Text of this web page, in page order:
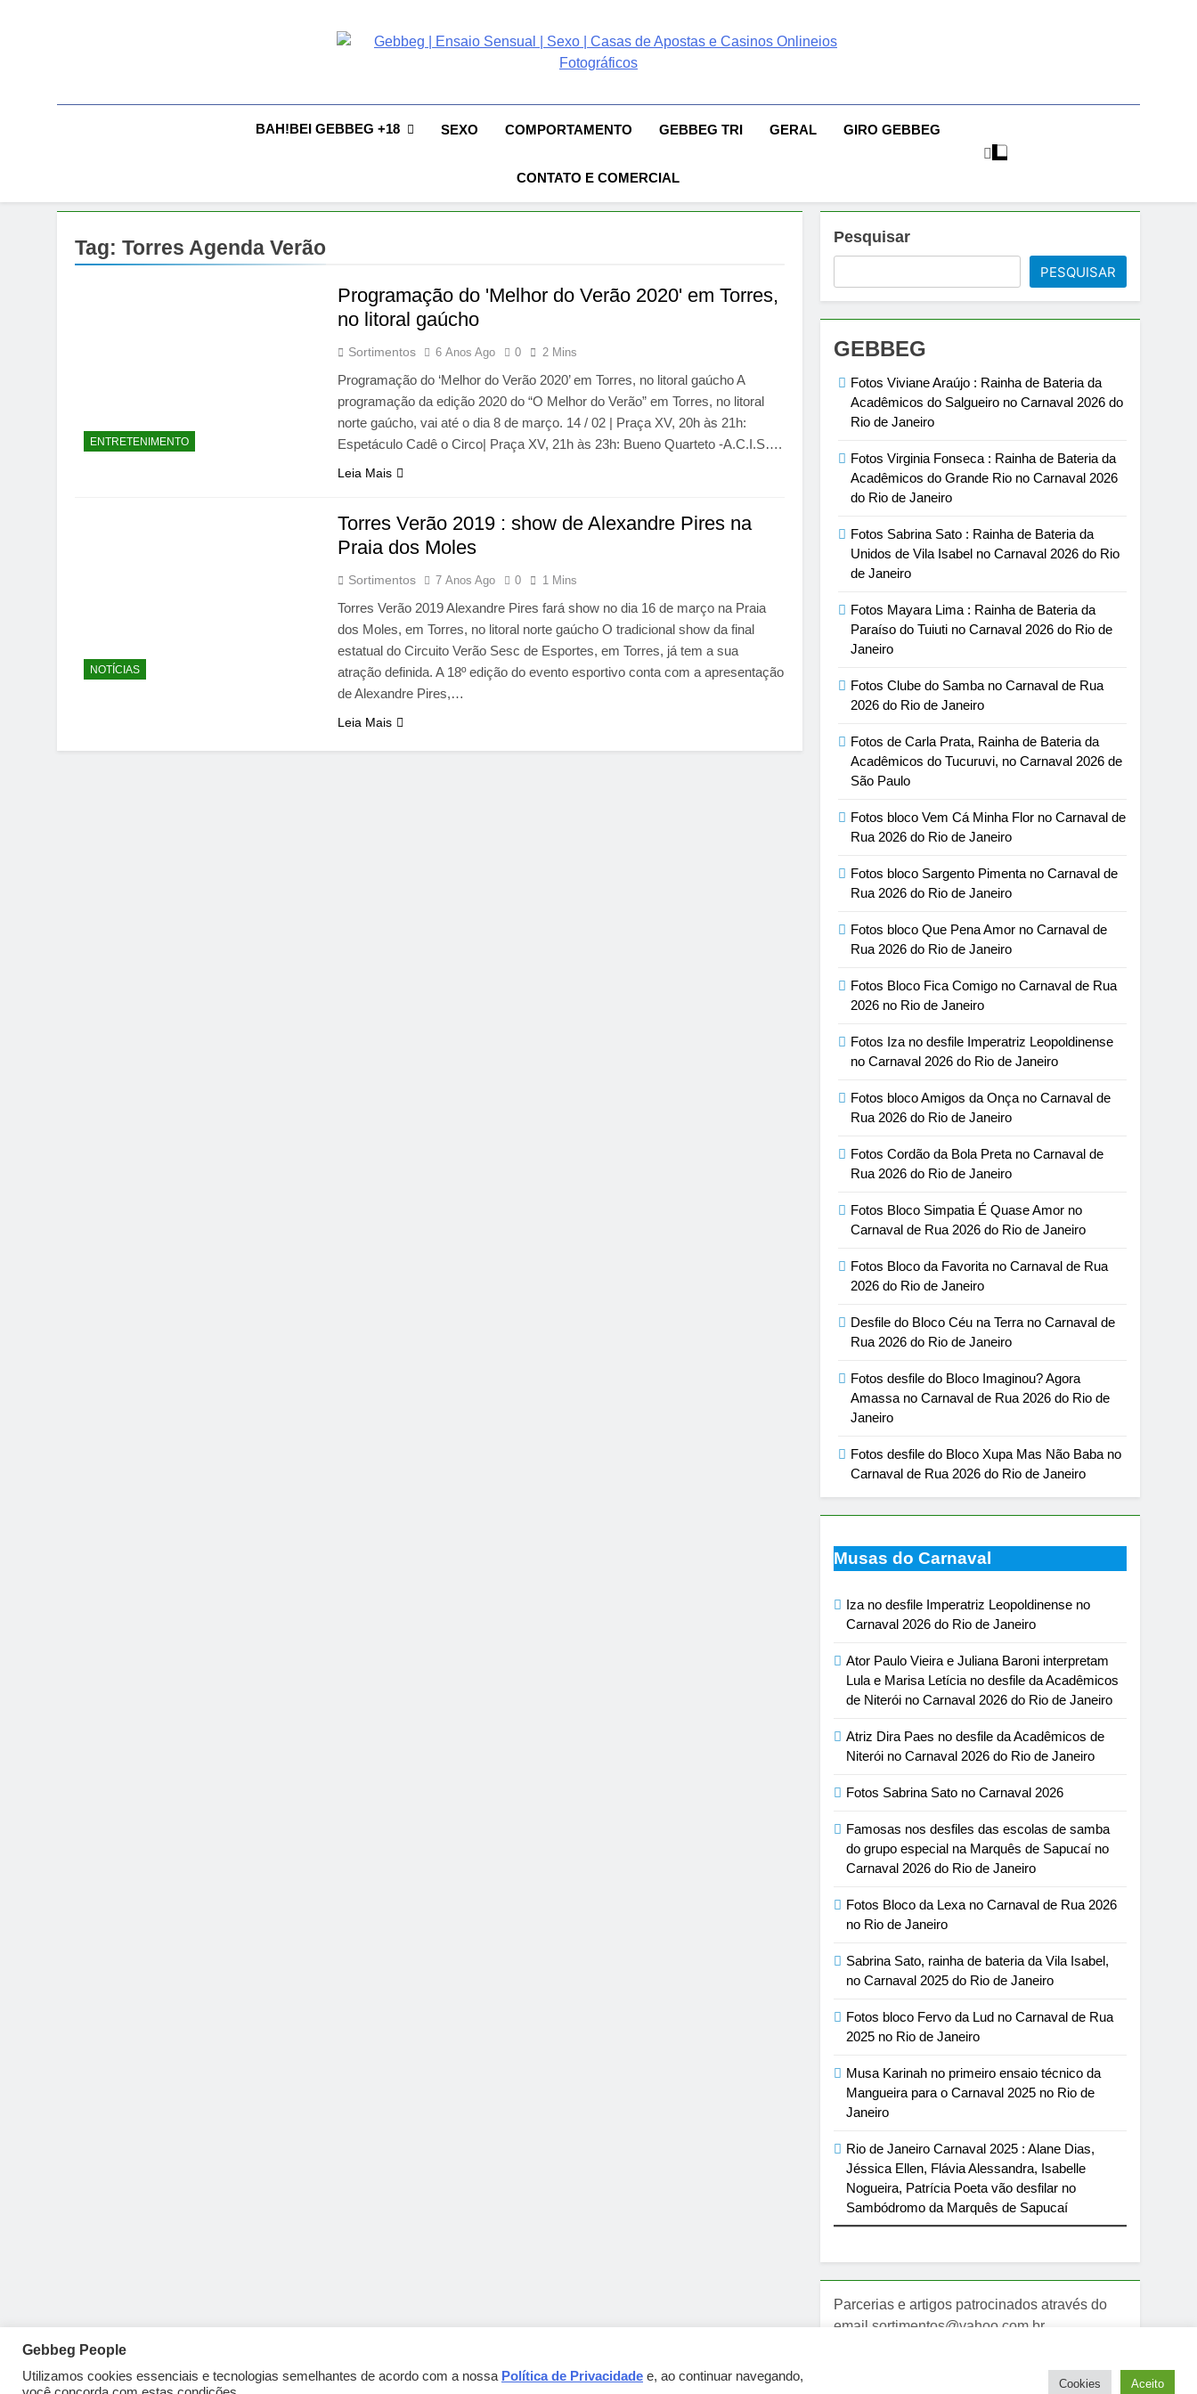
Gebbeg | Ensaio Sensual | Sexo | Casas De
Apostas E Casinos Onlineios Fotográficos
People! Musas Brasileiras Sexy Gebbeg People! Musas Brasileiras Sensual
BAH!BEI GEBBEG +18 SEXO COMPORTAMENTO GEBBEG TRI GERAL GIRO GEBBEG
CONTATO E COMERCIAL
Tag: Torres Agenda Verão
ENTRETENIMENTO
Programação do 'Melhor do Verão 2020' em Torres,
no litoral gaúcho
Sortimentos 6 Anos Ago 0 2 Mins
Programação do ‘Melhor do Verão 2020’ em Torres, no litoral gaúcho A
programação da edição 2020 do “O Melhor do Verão” em Torres, no litoral
norte gaúcho, vai até o dia 8 de março. 14 / 02 | Praça XV, 20h às 21h:
Espetáculo Cadê o Circo| Praça XV, 21h às 23h: Bueno Quarteto -A.C.I.S….
Leia Mais
NOTÍCIAS
Torres Verão 2019 : show de Alexandre Pires na
Praia dos Moles
Sortimentos 7 Anos Ago 0 1 Mins
Torres Verão 2019 Alexandre Pires fará show no dia 16 de março na Praia
dos Moles, em Torres, no litoral norte gaúcho O tradicional show da final
estatual do Circuito Verão Sesc de Esportes, em Torres, já tem a sua
atração definida. A 18º edição do evento esportivo conta com a apresentação
de Alexandre Pires,…
Leia Mais
Pesquisar
PESQUISAR
GEBBEG
Fotos Viviane Araújo : Rainha de Bateria da
Acadêmicos do Salgueiro no Carnaval 2026 do
Rio de Janeiro
Fotos Virginia Fonseca : Rainha de Bateria da
Acadêmicos do Grande Rio no Carnaval 2026
do Rio de Janeiro
Fotos Sabrina Sato : Rainha de Bateria da
Unidos de Vila Isabel no Carnaval 2026 do Rio
de Janeiro
Fotos Mayara Lima : Rainha de Bateria da
Paraíso do Tuiuti no Carnaval 2026 do Rio de
Janeiro
Fotos Clube do Samba no Carnaval de Rua
2026 do Rio de Janeiro
Fotos de Carla Prata, Rainha de Bateria da
Acadêmicos do Tucuruvi, no Carnaval 2026 de
São Paulo
Fotos bloco Vem Cá Minha Flor no Carnaval de
Rua 2026 do Rio de Janeiro
Fotos bloco Sargento Pimenta no Carnaval de
Rua 2026 do Rio de Janeiro
Fotos bloco Que Pena Amor no Carnaval de
Rua 2026 do Rio de Janeiro
Fotos Bloco Fica Comigo no Carnaval de Rua
2026 no Rio de Janeiro
Fotos Iza no desfile Imperatriz Leopoldinense
no Carnaval 2026 do Rio de Janeiro
Fotos bloco Amigos da Onça no Carnaval de
Rua 2026 do Rio de Janeiro
Fotos Cordão da Bola Preta no Carnaval de
Rua 2026 do Rio de Janeiro
Fotos Bloco Simpatia É Quase Amor no
Carnaval de Rua 2026 do Rio de Janeiro
Fotos Bloco da Favorita no Carnaval de Rua
2026 do Rio de Janeiro
Desfile do Bloco Céu na Terra no Carnaval de
Rua 2026 do Rio de Janeiro
Fotos desfile do Bloco Imaginou? Agora
Amassa no Carnaval de Rua 2026 do Rio de
Janeiro
Fotos desfile do Bloco Xupa Mas Não Baba no
Carnaval de Rua 2026 do Rio de Janeiro
Musas do Carnaval
Iza no desfile Imperatriz Leopoldinense no
Carnaval 2026 do Rio de Janeiro
Ator Paulo Vieira e Juliana Baroni interpretam
Lula e Marisa Letícia no desfile da Acadêmicos
de Niterói no Carnaval 2026 do Rio de Janeiro
Atriz Dira Paes no desfile da Acadêmicos de
Niterói no Carnaval 2026 do Rio de Janeiro
Fotos Sabrina Sato no Carnaval 2026
Famosas nos desfiles das escolas de samba
do grupo especial na Marquês de Sapucaí no
Carnaval 2026 do Rio de Janeiro
Fotos Bloco da Lexa no Carnaval de Rua 2026
no Rio de Janeiro
Sabrina Sato, rainha de bateria da Vila Isabel,
no Carnaval 2025 do Rio de Janeiro
Fotos bloco Fervo da Lud no Carnaval de Rua
2025 no Rio de Janeiro
Musa Karinah no primeiro ensaio técnico da
Mangueira para o Carnaval 2025 no Rio de
Janeiro
Rio de Janeiro Carnaval 2025 : Alane Dias,
Jéssica Ellen, Flávia Alessandra, Isabelle
Nogueira, Patrícia Poeta vão desfilar no
Sambódromo da Marquês de Sapucaí
Parcerias e artigos patrocinados através do
email sortimentos@yahoo.com.br
Gebbeg Powered ByBlazeThemes
Gebbeg People
Utilizamos cookies essenciais e tecnologias semelhantes de acordo com a nossa Política de Privacidade e, ao continuar navegando,
Cookies Aceito